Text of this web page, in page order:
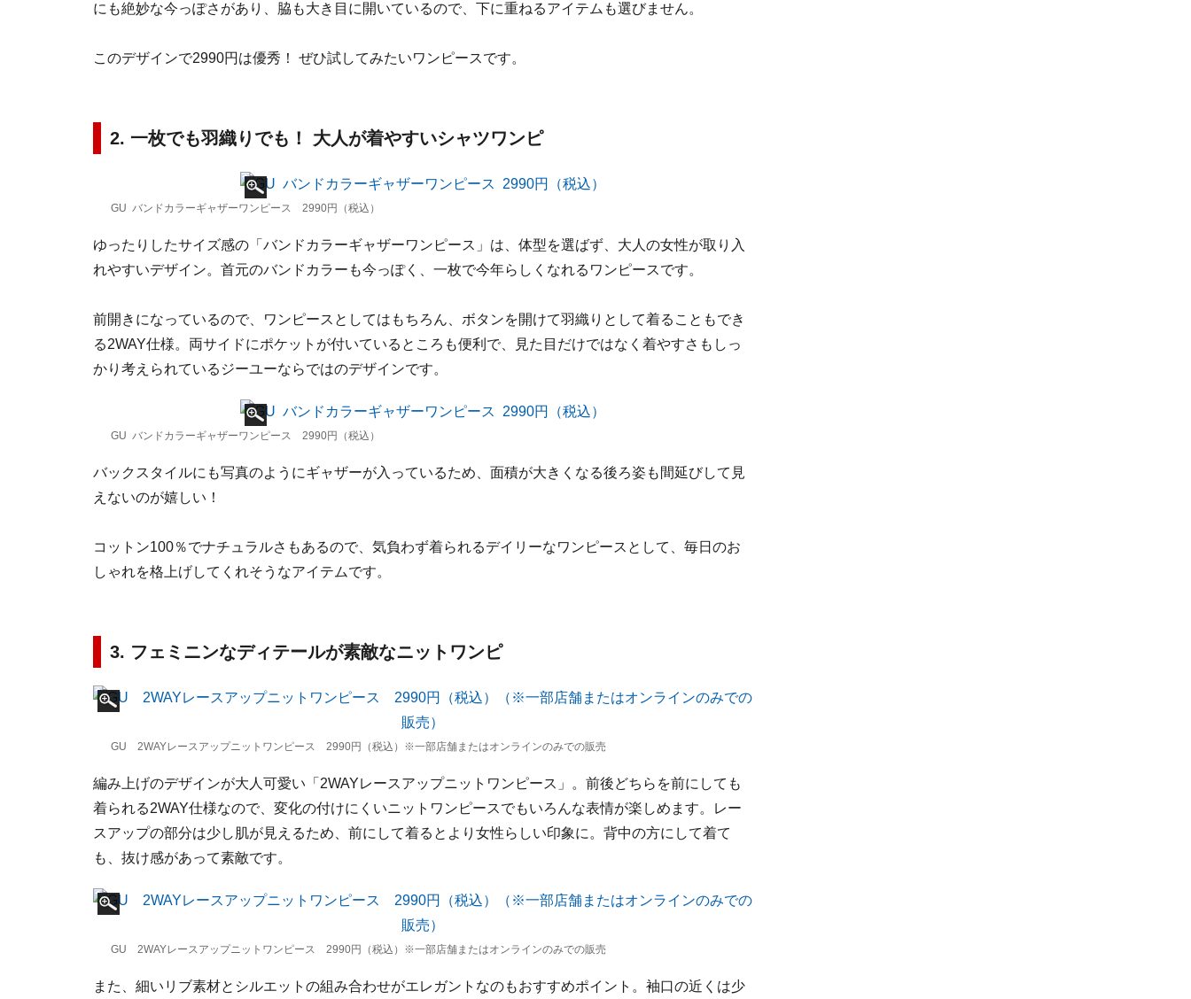
にも絶妙な今っぽさがあり、脇も大き目に開いているので、下に重ねるアイテムも選びません。
このデザインで2990円は優秀！ ぜひ試してみたいワンピースです。
2. 一枚でも羽織りでも！ 大人が着やすいシャツワンピ
GU バンドカラーギャザーワンピース 2990円（税込）
ゆったりしたサイズ感の「バンドカラーギャザーワンピース」は、体型を選ばず、大人の女性が取り入
れやすいデザイン。首元のバンドカラーも今っぽく、一枚で今年らしくなれるワンピースです。
前開きになっているので、ワンピースとしてはもちろん、ボタンを開けて羽織りとして着ることもでき
る2WAY仕様。両サイドにポケットが付いているところも便利で、見た目だけではなく着やすさもしっ
かり考えられているジーユーならではのデザインです。
GU バンドカラーギャザーワンピース 2990円（税込）
バックスタイルにも写真のようにギャザーが入っているため、面積が大きくなる後ろ姿も間延びして見
えないのが嬉しい！
コットン100％でナチュラルさもあるので、気負わず着られるデイリーなワンピースとして、毎日のお
しゃれを格上げしてくれそうなアイテムです。
3. フェミニンなディテールが素敵なニットワンピ
GU 2WAYレースアップニットワンピース 2990円（税込）※一部店舗またはオンラインのみでの販売
編み上げのデザインが大人可愛い「2WAYレースアップニットワンピース」。前後どちらを前にしても
着られる2WAY仕様なので、変化の付けにくいニットワンピースでもいろんな表情が楽しめます。レー
スアップの部分は少し肌が見えるため、前にして着るとより女性らしい印象に。背中の方にして着て
も、抜け感があって素敵です。
GU 2WAYレースアップニットワンピース 2990円（税込）※一部店舗またはオンラインのみでの販売
また、細いリブ素材とシルエットの組み合わせがエレガントなのもおすすめポイント。袖口の近くは少